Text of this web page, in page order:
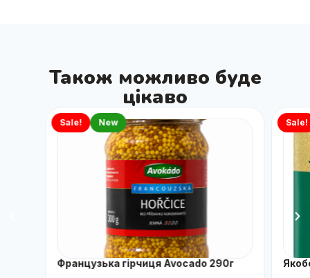
Також можливо буде
цікаво
Sale! New
Французька гірчиця Avocado 290г
Sale!